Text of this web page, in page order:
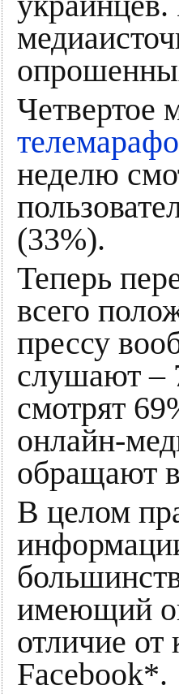
Четвертое
неделю
(33%).
Теперь
всего
прессу
слушают –
смотрят
онлайн-
обращают
В целом
имеющий
отличие
Facebook*.